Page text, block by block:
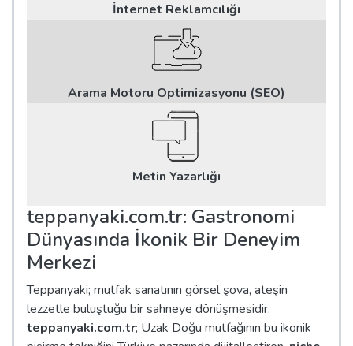
İnternet Reklamcılığı
Arama Motoru Optimizasyonu (SEO)
Metin Yazarlığı
teppanyaki.com.tr: Gastronomi
Dünyasında İkonik Bir Deneyim
Merkezi
Teppanyaki; mutfak sanatının görsel şova, ateşin
lezzetle buluştuğu bir sahneye dönüşmesidir.
teppanyaki.com.tr; Uzak Doğu mutfağının bu ikonik